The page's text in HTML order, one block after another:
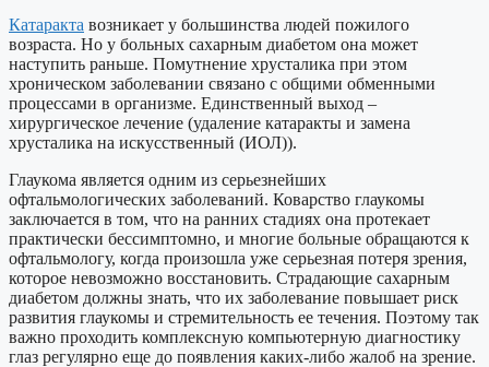
Катаракта возникает у большинства людей пожилого
возраста. Но у больных сахарным диабетом она может
наступить раньше. Помутнение хрусталика при этом
хроническом заболевании связано с общими обменными
процессами в организме. Единственный выход –
хирургическое лечение (удаление катаракты и замена
хрусталика на искусственный (ИОЛ)).
Глаукома является одним из серьезнейших
офтальмологических заболеваний. Коварство глаукомы
заключается в том, что на ранних стадиях она протекает
практически бессимптомно, и многие больные обращаются к
офтальмологу, когда произошла уже серьезная потеря зрения,
которое невозможно восстановить. Страдающие сахарным
диабетом должны знать, что их заболевание повышает риск
развития глаукомы и стремительность ее течения. Поэтому так
важно проходить комплексную компьютерную диагностику
глаз регулярно еще до появления каких-либо жалоб на зрение.